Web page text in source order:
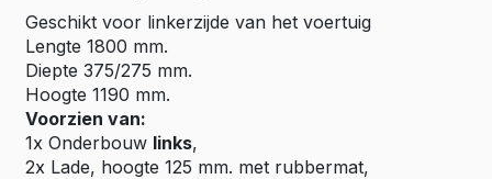
Geschikt voor linkerzijde van het voertuig
Lengte 1800 mm.
Diepte 375/275 mm.
Hoogte 1190 mm.
Voorzien van:
1x Onderbouw links,
2x Lade, hoogte 125 mm. met rubbermat,